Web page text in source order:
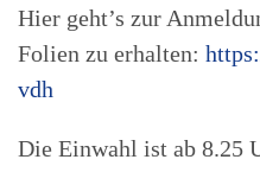
Hier geht’s zur
Folien zu erhalten:
vdh
Die Einwahl ist ab 8.25